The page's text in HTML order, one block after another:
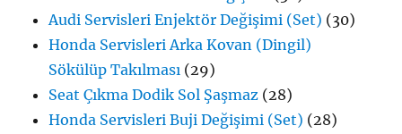
Audi Servisleri Enjektör Değişimi (Set) (30)
Honda Servisleri Arka Kovan (Dingil)
Sökülüp Takılması (29)
Seat Çıkma Dodik Sol Şaşmaz (28)
Honda Servisleri Buji Değişimi (Set) (28)